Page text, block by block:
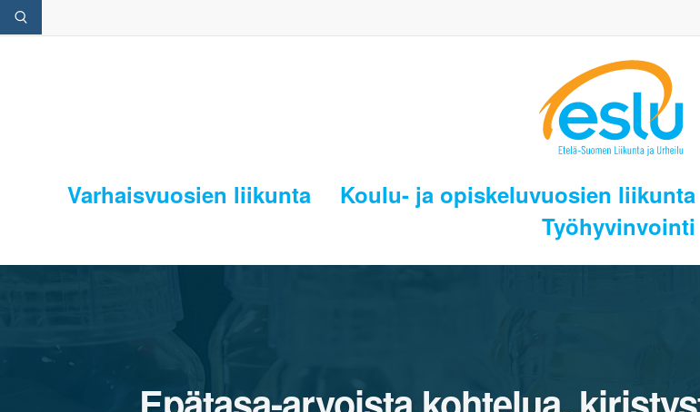
Varhaisvuosien liikunta Koulu- ja opiskeluvuosien liikunta
Työhyvinvointi